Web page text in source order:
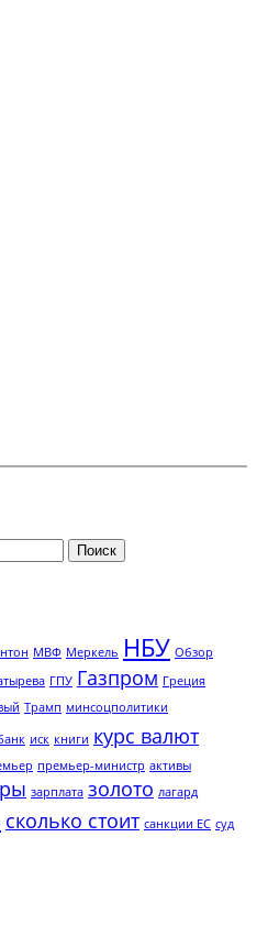
МВФ Меркель НБУ Обзор
ГПУ Газпром Греция
Трамп минсоцполитики
иск книги курс валют
премьер-министр активы
зарплата золото лагард
сколько стоит санкции ЕС суд